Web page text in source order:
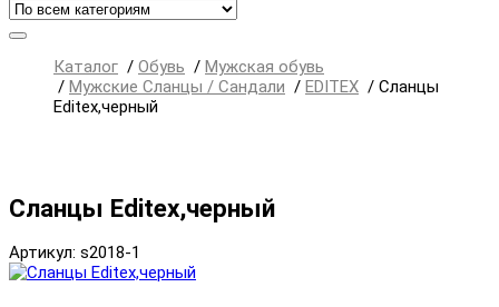
Каталог / Обувь / Мужская обувь
/ Мужские Сланцы / Сандали / EDITEX / Сланцы
Editex,черный
Сланцы Editex,черный
Артикул: s2018-1